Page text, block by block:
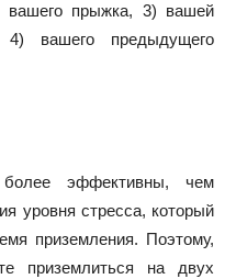
вашего прыжка, 3) вашей
4) вашего предыдущего
более эффективны, чем
уровня стресса, который
приземления. Поэтому,
приземлиться на двух